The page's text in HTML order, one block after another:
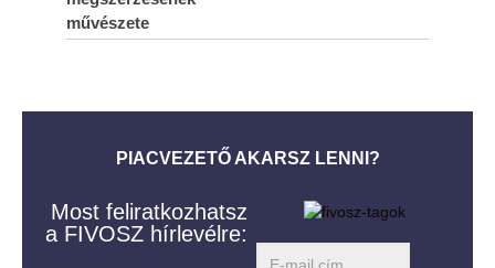
művészete
PIACVEZETŐ AKARSZ LENNI?
Most feliratkozhatsz
a FIVOSZ hírlevélre: